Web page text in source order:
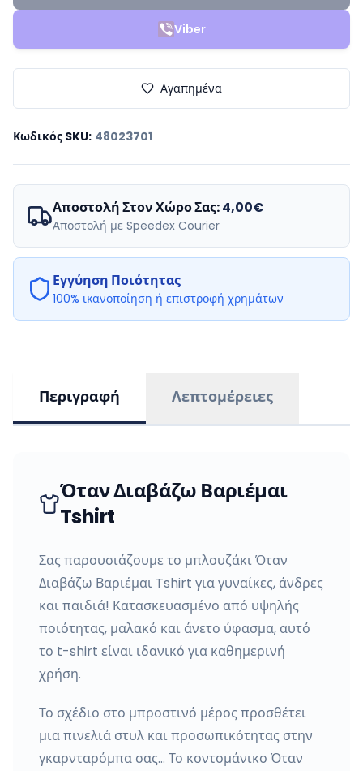
Viber
Αγαπημένα
Κωδικός SKU: 48023701
Αποστολή Στον Χώρο Σας:4,00€
Αποστολή με Speedex Courier
Εγγύηση Ποιότητας
100% ικανοποίηση ή επιστροφή χρημάτων
Περιγραφή Λεπτομέρειες
Όταν Διαβάζω Βαριέμαι
Tshirt
Σας παρουσιάζουμε το μπλουζάκι Όταν
Διαβάζω Βαριέμαι Tshirt για γυναίκες, άνδρες
και παιδιά! Κατασκευασμένο από υψηλής
ποιότητας, μαλακό και άνετο ύφασμα, αυτό
το t-shirt είναι ιδανικό για καθημερινή
χρήση.
Το σχέδιο στο μπροστινό μέρος προσθέτει
μια πινελιά στυλ και προσωπικότητας στην
γκαρνταρόμπα σας… Το κοντομάνικο Όταν